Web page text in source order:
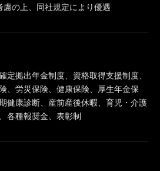
の上、同社規定により優遇
定拠出年金制度、資格取得支援制度、
、労災保険、健康保険、厚生年金保
健康診断、産前産後休暇、育児・介護
各種報奨金、表彰制